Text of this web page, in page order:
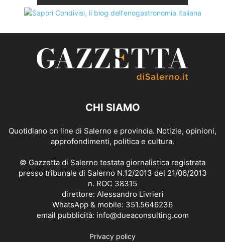
CHI SIAMO
Quotidiano on line di Salerno e provincia. Notizie, opinioni,
approfondimenti, politica e cultura.
© Gazzetta di Salerno testata giornalistica registrata
presso tribunale di Salerno N.12/2013 del 21/06/2013
n. ROC 38315
direttore: Alessandro Livrieri
WhatsApp & mobile: 351.5646236
email pubblicità: info@dueaconsulting.com
Privacy policy